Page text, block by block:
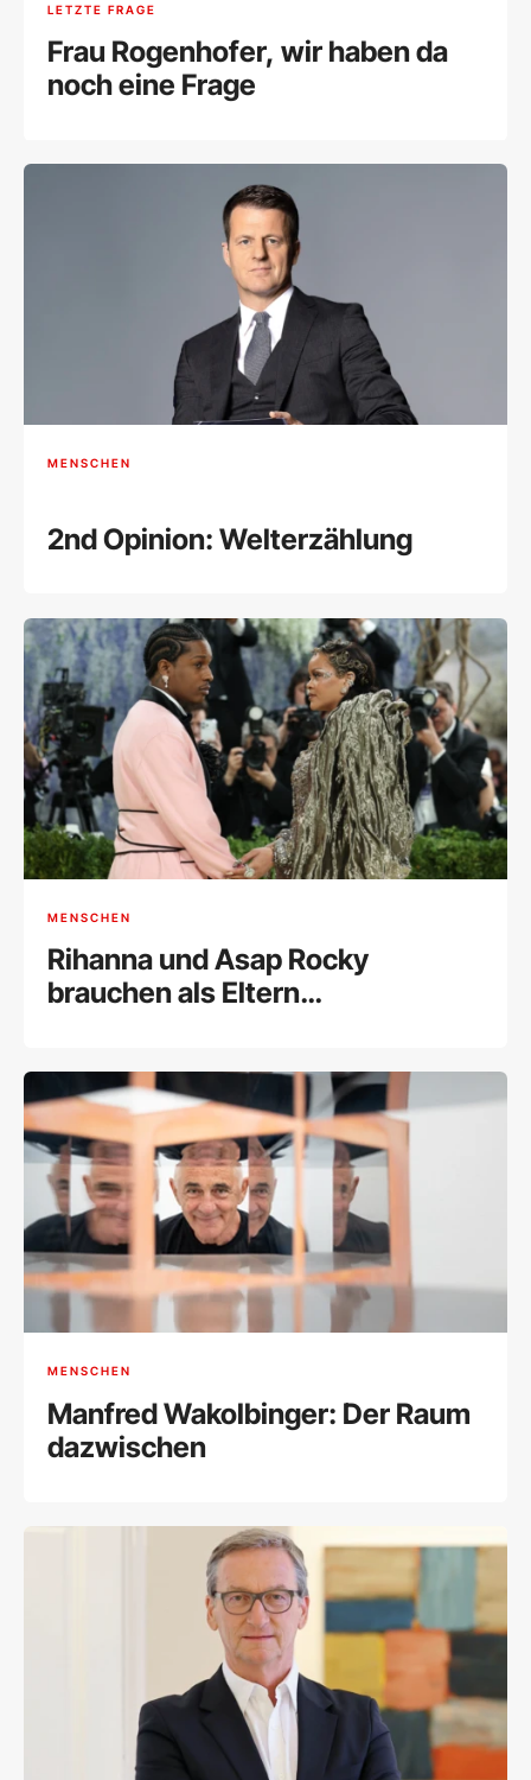
LETZTE FRAGE
Frau Rogenhofer, wir haben da
noch eine Frage
MENSCHEN
2nd Opinion: Welterzählung
MENSCHEN
Rihanna und Asap Rocky
brauchen als Eltern
MENSCHEN
Manfred Wakolbinger: Der Raum
dazwischen